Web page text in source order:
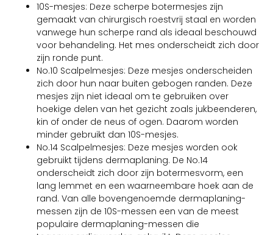
10S-mesjes: Deze scherpe botermesjes zijn
gemaakt van chirurgisch roestvrij staal en worden
vanwege hun scherpe rand als ideaal beschouwd
voor behandeling. Het mes onderscheidt zich door
zijn ronde punt.
No.10 Scalpelmesjes: Deze mesjes onderscheiden
zich door hun naar buiten gebogen randen. Deze
mesjes zijn niet ideaal om te gebruiken over
hoekige delen van het gezicht zoals jukbeenderen,
kin of onder de neus of ogen. Daarom worden
minder gebruikt dan 10S-mesjes.
No.14 Scalpelmesjes: Deze mesjes worden ook
gebruikt tijdens dermaplaning. De No.14
onderscheidt zich door zijn botermesvorm, een
lang lemmet en een waarneembare hoek aan de
rand. Van alle bovengenoemde dermaplaning-
messen zijn de 10S-messen een van de meest
populaire dermaplaning-messen die